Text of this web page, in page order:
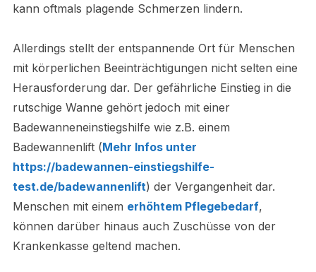
kann oftmals plagende Schmerzen lindern.
Allerdings stellt der entspannende Ort für Menschen
mit körperlichen Beeinträchtigungen nicht selten eine
Herausforderung dar. Der gefährliche Einstieg in die
rutschige Wanne gehört jedoch mit einer
Badewanneneinstiegshilfe wie z.B. einem
Badewannenlift (Mehr Infos unter
https://badewannen-einstiegshilfe-
test.de/badewannenlift) der Vergangenheit dar.
Menschen mit einem erhöhtem Pflegebedarf,
können darüber hinaus auch Zuschüsse von der
Krankenkasse geltend machen.